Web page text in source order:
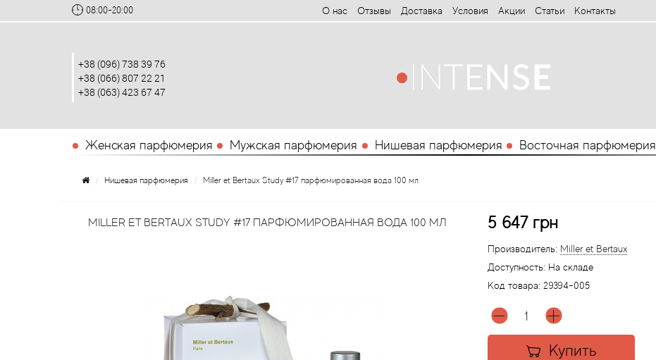
08:00-20:00 О нас Отзывы Доставка Условия Aкции Статьи Контакты
+38 (096) 738 39 76
+38 (066) 807 22 21
+38 (063) 423 67 47
Женская парфюмерия Мужская парфюмерия Нишевая парфюмерия Восточная парфюмерия
Нишевая парфюмерия Miller et Bertaux Study #17 парфюмированная вода 100 мл
MILLER ET BERTAUX STUDY #17 ПАРФЮМИРОВАННАЯ ВОДА 100 МЛ 5 647 грн
Производитель: Miller et Bertaux
Доступность: На складе
Код товара: 29394-005
Купить